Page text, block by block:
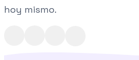
hoy mismo.